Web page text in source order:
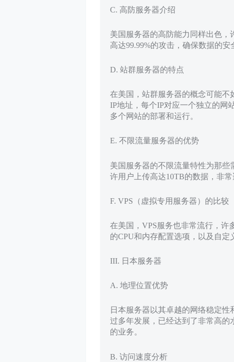
C. 高防服务器介绍
美国服务器的高防能力同样出色
高达99.99%的攻击，确保数据的安
D. 站群服务器的特点
在美国，站群服务器的概念可能
IP地址，每个IP对应一个独立的网
多个网站的部署和运行。
E. 不限流量服务器的优势
美国服务器的不限流量特性为那
许用户上传高达10TB的数据，非
F. VPS（虚拟专用服务器）的比较
在美国，VPS服务也非常流行，许
的CPU和内存配置选项，以及自定
III. 日本服务器
A. 地理位置优势
日本服务器以其卓越的网络稳定
过多年发展，已经达到了非常高
的业务。
B. 访问速度分析